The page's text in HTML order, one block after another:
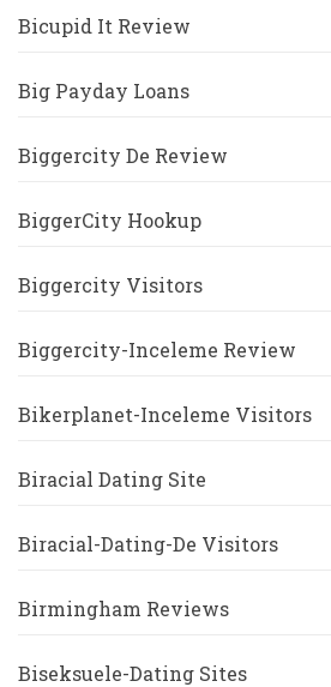
Bicupid It Review
Big Payday Loans
Biggercity De Review
BiggerCity Hookup
Biggercity Visitors
Biggercity-Inceleme Review
Bikerplanet-Inceleme Visitors
Biracial Dating Site
Biracial-Dating-De Visitors
Birmingham Reviews
Biseksuele-Dating Sites